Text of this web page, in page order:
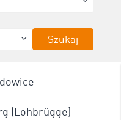
Szukaj
(Lohbrügge)